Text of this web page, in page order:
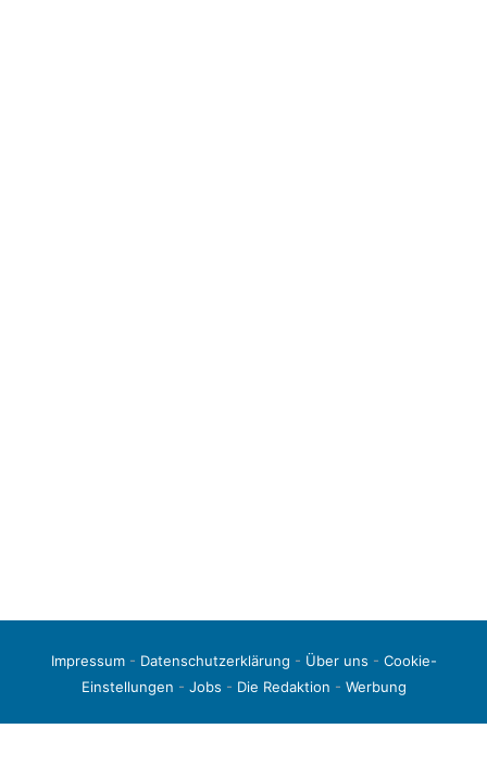
Impressum- Datenschutzerklärung - Über uns - Cookie-
Einstellungen - Jobs - Die Redaktion - Werbung